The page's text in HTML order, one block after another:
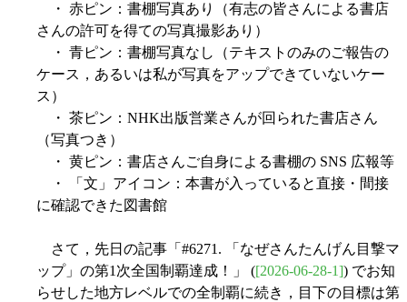
・ 赤ピン：書棚写真あり（有志の皆さんによる書店
さんの許可を得ての写真撮影あり）
・ 青ピン：書棚写真なし（テキストのみのご報告の
ケース，あるいは私が写真をアップできていないケー
ス）
・ 茶ピン：NHK出版営業さんが回られた書店さん
（写真つき）
・ 黄ピン：書店さんご自身による書棚の SNS 広報等
・ 「文」アイコン：本書が入っていると直接・間接
に確認できた図書館
さて，先日の記事「#6271. 「なぜさんたんげん目撃マ
ップ」の第1次全国制覇達成！」 ([2026-06-28-1]) でお知
らせした地方レベルでの全制覇に続き，目下の目標は第